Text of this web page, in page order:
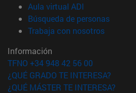
Aula virtual ADI
Búsqueda de personas(abre
Trabaja con nosotros(abre en
Información
TFNO +34 948 42 56 00
¿QUÉ GRADO TE INTERESA?
¿QUÉ MÁSTER TE INTERESA?